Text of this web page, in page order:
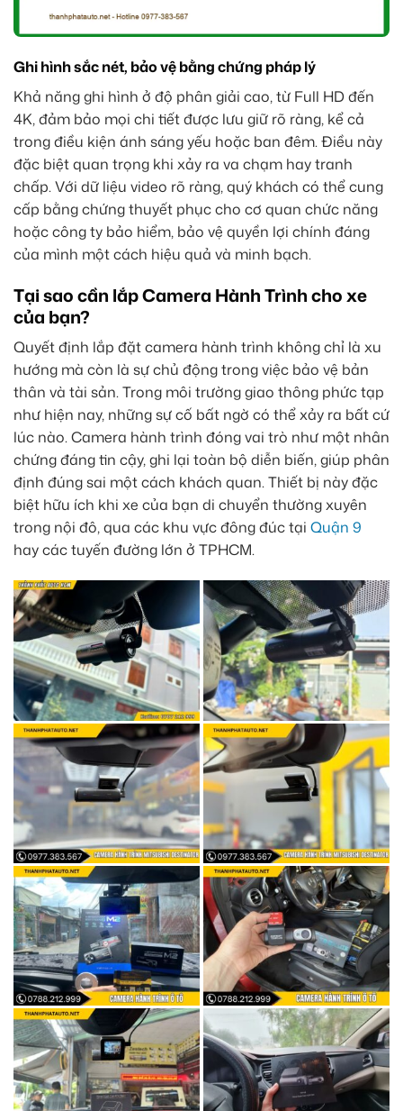
Ghi hình sắc nét, bảo vệ bằng chứng pháp lý
Khả năng ghi hình ở độ phân giải cao, từ Full HD đến
4K, đảm bảo mọi chi tiết được lưu giữ rõ ràng, kể cả
trong điều kiện ánh sáng yếu hoặc ban đêm. Điều này
đặc biệt quan trọng khi xảy ra va chạm hay tranh
chấp. Với dữ liệu video rõ ràng, quý khách có thể cung
cấp bằng chứng thuyết phục cho cơ quan chức năng
hoặc công ty bảo hiểm, bảo vệ quyền lợi chính đáng
của mình một cách hiệu quả và minh bạch.
Tại sao cần lắp Camera Hành Trình cho xe
của bạn?
Quyết định lắp đặt camera hành trình không chỉ là xu
hướng mà còn là sự chủ động trong việc bảo vệ bản
thân và tài sản. Trong môi trường giao thông phức tạp
như hiện nay, những sự cố bất ngờ có thể xảy ra bất cứ
lúc nào. Camera hành trình đóng vai trò như một nhân
chứng đáng tin cậy, ghi lại toàn bộ diễn biến, giúp phân
định đúng sai một cách khách quan. Thiết bị này đặc
biệt hữu ích khi xe của bạn di chuyển thường xuyên
trong nội đô, qua các khu vực đông đúc tại Quận 9
hay các tuyến đường lớn ở TPHCM.